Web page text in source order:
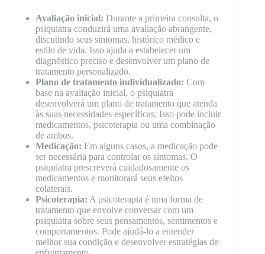
Avaliação inicial: Durante a primeira consulta, o
psiquiatra conduzirá uma avaliação abrangente,
discutindo seus sintomas, histórico médico e
estilo de vida. Isso ajuda a estabelecer um
diagnóstico preciso e desenvolver um plano de
tratamento personalizado.
Plano de tratamento individualizado: Com
base na avaliação inicial, o psiquiatra
desenvolverá um plano de tratamento que atenda
às suas necessidades específicas. Isso pode incluir
medicamentos, psicoterapia ou uma combinação
de ambos.
Medicação: Em alguns casos, a medicação pode
ser necessária para controlar os sintomas. O
psiquiatra prescreverá cuidadosamente os
medicamentos e monitorará seus efeitos
colaterais.
Psicoterapia: A psicoterapia é uma forma de
tratamento que envolve conversar com um
psiquiatra sobre seus pensamentos, sentimentos e
comportamentos. Pode ajudá-lo a entender
melhor sua condição e desenvolver estratégias de